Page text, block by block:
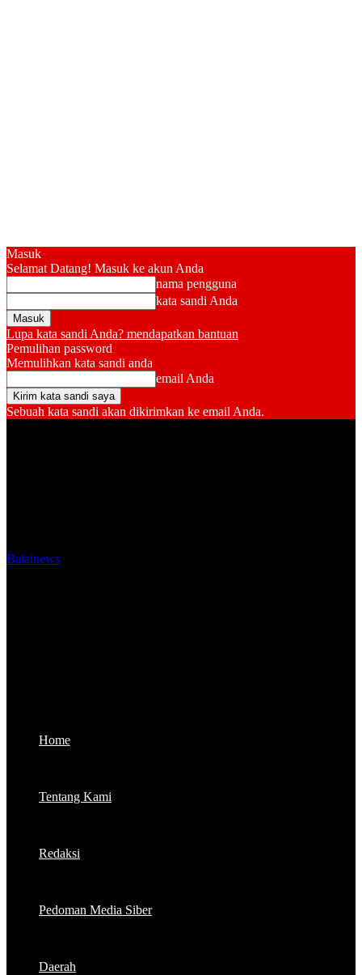
Masuk
Selamat Datang! Masuk ke akun Anda
nama pengguna
kata sandi Anda
Lupa kata sandi Anda? mendapatkan bantuan
Pemulihan password
Memulihkan kata sandi anda
email Anda
Sebuah kata sandi akan dikirimkan ke email Anda.
Balainews
Home
Tentang Kami
Redaksi
Pedoman Media Siber
Daerah